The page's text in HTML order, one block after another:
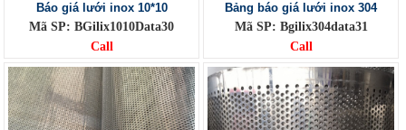
Báo giá lưới inox 10*10
Mã SP: BGilix1010Data30
Call
Bảng báo giá lưới inox 304
Mã SP: Bgilix304data31
Call